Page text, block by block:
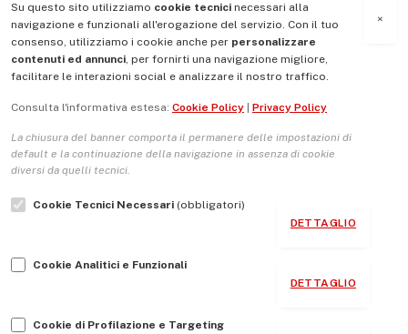
MENU
La Nostra Storia
Le Copertine
L’Associazione
Indirizzo Socio Politico Culturale
Guida per le autrici e gli autori
×
Su questo sito utilizziamo cookie tecnici necessari alla
navigazione e funzionali all'erogazione del servizio. Con il tuo
consenso, utilizziamo i cookie anche per personalizzare
contenuti ed annunci, per fornirti una navigazione migliore,
facilitare le interazioni social e analizzare il nostro traffico.
Consulta l'informativa estesa: Cookie Policy Privacy Policy
La chiusura del banner comporta il permanere delle impostazioni di
default e la continuazione della navigazione in assenza di cookie
diversi da quelli tecnici.
Cookie Tecnici Necessari (obbligatori)
DETTAGLIO
Cookie Analitici e Funzionali
DETTAGLIO
Cookie di Profilazione e Targeting